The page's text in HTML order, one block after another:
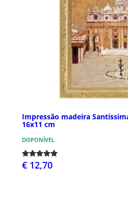
Impressão madeira
16x11 cm
DISPONÍVEL
€ 12,70